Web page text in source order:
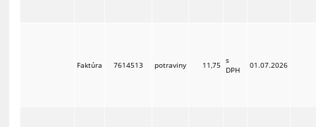
Faktúra 7614513 potraviny 11,75 s
DPH
01.07.2026